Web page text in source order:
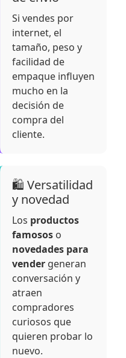
Si vendes por
internet, el
tamaño, peso y
facilidad de
empaque influyen
mucho en la
decisión de
compra del
cliente.
🛍️ Versatilidad
y novedad
Los productos
famosos o
novedades para
vender generan
conversación y
atraen
compradores
curiosos que
quieren probar lo
nuevo.